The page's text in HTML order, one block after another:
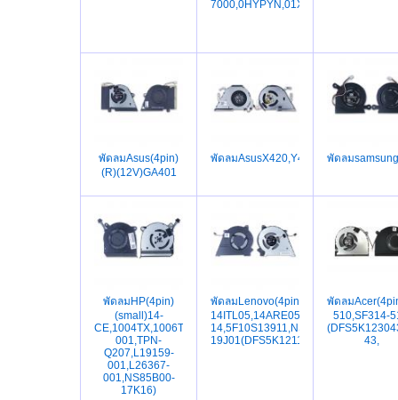
พัดลมAsus(4pin)
(R)(12V)GA401
พัดลมAsusX420,Y406UA,Y406F,FL3M,
พัดลม
พัดลมHP(4pin)
(small)14-
CE,1004TX,1006TX,L26367-
001,TPN-
Q207,L19159-
001,L26367-
001,NS85B00-
17K16)
พัดลมLenovo(4pin)Flex5-
14ITL05,14ARE05,14IIL05,C550-
14,5F10S13911,NS85C44-
19J01(DFS5K121154919)
พัดลม
510,SF314-
43,